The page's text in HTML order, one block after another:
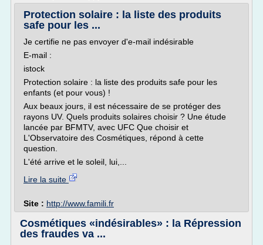
Protection solaire : la liste des produits
safe pour les ...
Je certifie ne pas envoyer d'e-mail indésirable
E-mail :
istock
Protection solaire : la liste des produits safe pour les
enfants (et pour vous) !
Aux beaux jours, il est nécessaire de se protéger des
rayons UV. Quels produits solaires choisir ? Une étude
lancée par BFMTV, avec UFC Que choisir et
L'Observatoire des Cosmétiques, répond à cette
question.
L'été arrive et le soleil, lui,...
Lire la suite
Site : http://www.famili.fr
Cosmétiques «indésirables» : la Répression
des fraudes va ...